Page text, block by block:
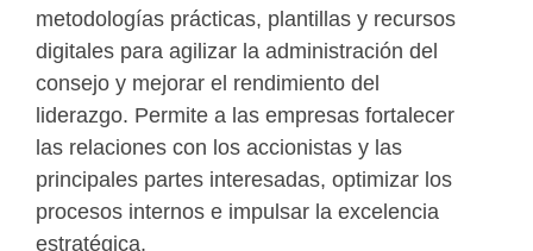
metodologías prácticas, plantillas y recursos
digitales para agilizar la administración del
consejo y mejorar el rendimiento del
liderazgo. Permite a las empresas fortalecer
las relaciones con los accionistas y las
principales partes interesadas, optimizar los
procesos internos e impulsar la excelencia
estratégica.